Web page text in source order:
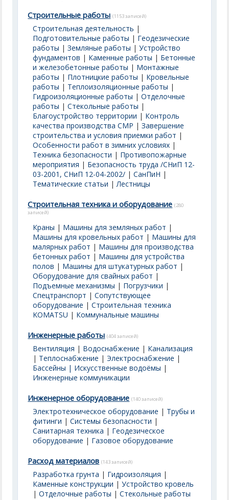
Строительные работы (1153 записей)
Строительная деятельность |
Подготовительные работы | Геодезические
работы |Земляные работы |Устройство
фундаментов | Каменные работы | Бетонные
и железобетонные работы | Монтажные
работы | Плотницкие работы | Кровельные
работы | Теплоизоляционные работы |
Гидроизоляционные работы |Отделочные
работы |Стекольные работы |
Благоустройство территории | Контроль
качества производства СМР |Завершение
строительства и условия приемки работ |
Особенности работ в зимних условиях |
Техника безопасности | Противопожарные
мероприятия | Безопасность труда /СНиП 12-
03-2001, СНиП 12-04-2002/ |СанПиН |
Тематические статьи |Лестницы
Строительная техника и оборудование (280
записей)
Краны | Машины для земляных работ |
Машины для кровельных работ | Машины для
малярных работ | Машины для производства
бетонных работ | Машины для устройства
полов | Машины для штукатурных работ |
Оборудование для свайных работ |
Подъемные механизмы | Погрузчики |
Спецтранспорт |Сопутствующее
оборудование |Строительная техника
KOMATSU | Коммунальные машины
Инженерные работы (404 записей)
Вентиляция | Водоснабжение | Канализация
| Теплоснабжение |Электроснабжение |
Бассейны | Искусственные водоёмы |
Инженерные коммуникации
Инженерное оборудование (140 записей)
Электротехническое оборудование | Трубы и
фитинги |Системы безопасности |
Санитарная техника | Геодезическое
оборудование | Газовое оборудование
Расход материалов (143 записей)
Разработка грунта | Гидроизоляция |
Каменные конструкции |Устройство кровель
|Отделочные работы |Стекольные работы